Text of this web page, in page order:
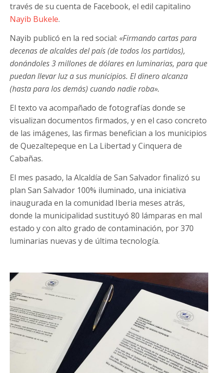
través de su cuenta de Facebook, el edil capitalino
Nayib Bukele.
Nayib publicó en la red social: «Firmando cartas para
decenas de alcaldes del país (de todos los partidos),
donándoles 3 millones de dólares en luminarias, para que
puedan llevar luz a sus municipios. El dinero alcanza
(hasta para los demás) cuando nadie roba».
El texto va acompañado de fotografías donde se
visualizan documentos firmados, y en el caso concreto
de las imágenes, las firmas benefician a los municipios
de Quezaltepeque en La Libertad y Cinquera de
Cabañas.
El mes pasado, la Alcaldía de San Salvador finalizó su
plan San Salvador 100% iluminado, una iniciativa
inaugurada en la comunidad Iberia meses atrás,
donde la municipalidad sustituyó 80 lámparas en mal
estado y con alto grado de contaminación, por 370
luminarias nuevas y de última tecnología.